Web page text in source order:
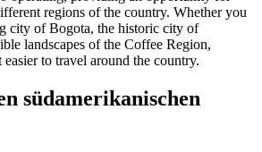
regions of the country. Whether you
city of Bogota, the historic city of
landscapes of the Coffee Region,
to travel around the country.
südamerikanischen